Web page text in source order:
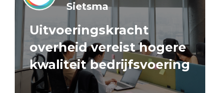
Sietsma
Uitvoeringskracht
overheid vereist hogere
kwaliteit bedrijfsvoering